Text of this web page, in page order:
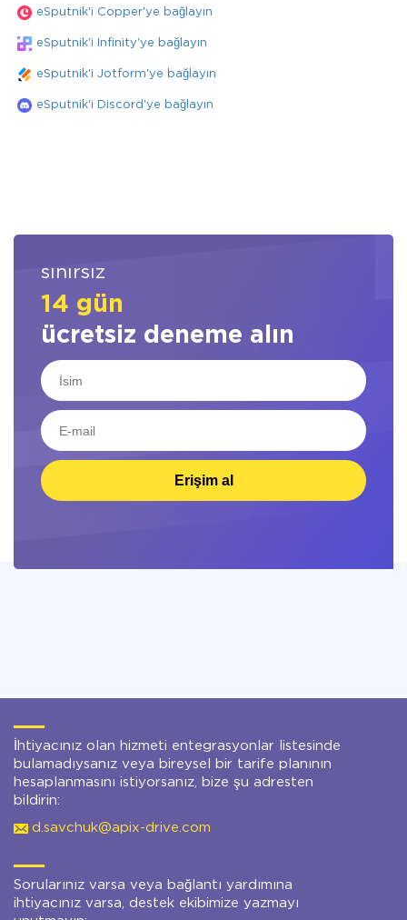
eSputnik'i Copper'ye bağlayın
eSputnik'i Infinity'ye bağlayın
eSputnik'i Jotform'ye bağlayın
eSputnik'i Discord'ye bağlayın
sınırsız
14 gün
ücretsiz deneme alın
Erişim al
İhtiyacınız olan hizmeti entegrasyonlar listesinde
bulamadıysanız veya bireysel bir tarife planının
hesaplanmasını istiyorsanız, bize şu adresten
bildirin:
d.savchuk@apix-drive.com
Sorularınız varsa veya bağlantı yardımına
ihtiyacınız varsa, destek ekibimize yazmayı